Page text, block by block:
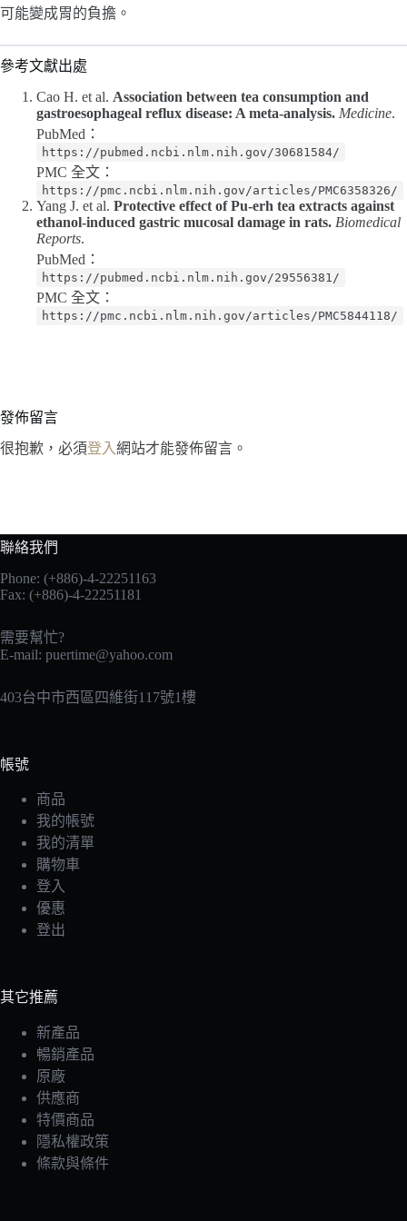
可能變成胃的負擔。
參考文獻出處
Cao H. et al. Association between tea consumption and
gastroesophageal reflux disease: A meta-analysis. Medicine.
PubMed：
https://pubmed.ncbi.nlm.nih.gov/30681584/
PMC 全文：
https://pmc.ncbi.nlm.nih.gov/articles/PMC6358326/
Yang J. et al. Protective effect of Pu-erh tea extracts against
ethanol-induced gastric mucosal damage in rats. Biomedical
Reports.
PubMed：
https://pubmed.ncbi.nlm.nih.gov/29556381/
PMC 全文：
https://pmc.ncbi.nlm.nih.gov/articles/PMC5844118/
發佈留言
很抱歉，必須登入網站才能發佈留言。
聯絡我們
Phone: (+886)-4-22251163
Fax: (+886)-4-22251181
需要幫忙?
E-mail: puertime@yahoo.com
403台中市西區四維街117號1樓
帳號
商品
我的帳號
我的清單
購物車
登入
優惠
登出
其它推薦
新產品
暢銷產品
原廠
供應商
特價商品
隱私權政策
條款與條件